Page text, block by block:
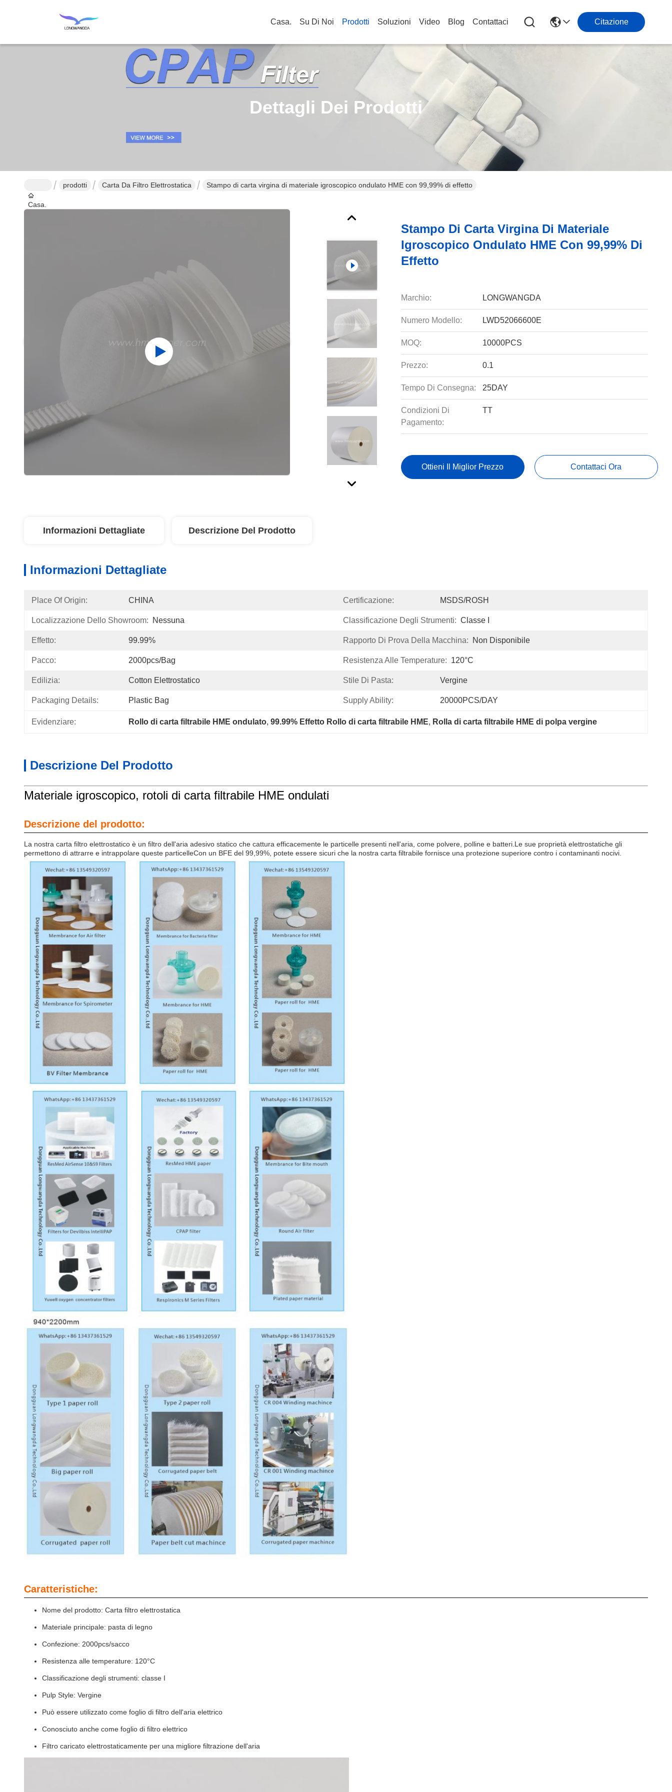
Casa. Su Di Noi Prodotti Soluzioni Video Blog Contattaci Citazione
Dettagli Dei Prodotti
Casa.
prodotti Carta Da Filtro Elettrostatica Stampo di carta virgina di materiale igroscopico ondulato HME con 99,99% di effetto
Stampo Di Carta Virgina Di Materiale
Igroscopico Ondulato HME Con 99,99% Di
Effetto
Marchio: LONGWANGDA
Numero Modello: LWD52066600E
MOQ: 10000PCS
Prezzo: 0.1
Tempo Di Consegna: 25DAY
Condizioni Di
Pagamento:
TT
Ottieni Il Miglior Prezzo Contattaci Ora
Informazioni Dettagliate Descrizione Del Prodotto
Informazioni Dettagliate
Place Of Origin: CHINA Certificazione: MSDS/ROSH
Localizzazione Dello Showroom: Nessuna Classificazione Degli Strumenti: Classe I
Effetto: 99.99% Rapporto Di Prova Della Macchina: Non Disponibile
Pacco: 2000pcs/bag Resistenza Alle Temperature: 120°C
Edilizia: Cotton Elettrostatico Stile Di Pasta: Vergine
Packaging Details: Plastic Bag Supply Ability: 20000PCS/DAY
Evidenziare: Rollo di carta filtrabile HME ondulato, 99.99% Effetto Rollo di carta filtrabile HME, Rolla di carta filtrabile HME di polpa vergine
Descrizione Del Prodotto
Materiale igroscopico, rotoli di carta filtrabile HME ondulati
Descrizione del prodotto:
La nostra carta filtro elettrostatico è un filtro dell'aria adesivo statico che cattura efficacemente le particelle presenti nell'aria, come polvere, polline e batteri.Le sue proprietà elettrostatiche gli
permettono di attrarre e intrappolare queste particelleCon un BFE del 99,99%, potete essere sicuri che la nostra carta filtrabile fornisce una protezione superiore contro i contaminanti nocivi.
Caratteristiche:
Nome del prodotto: Carta filtro elettrostatica
Materiale principale: pasta di legno
Confezione: 2000pcs/sacco
Resistenza alle temperature: 120°C
Classificazione degli strumenti: classe I
Pulp Style: Vergine
Può essere utilizzato come foglio di filtro dell'aria elettrico
Conosciuto anche come foglio di filtro elettrico
Filtro caricato elettrostaticamente per una migliore filtrazione dell'aria